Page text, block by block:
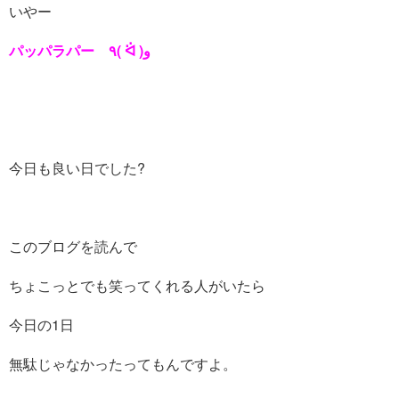
いやー
パッパラパー ٩( ᐛ )و
今日も良い日でした?
このブログを読んで
ちょこっとでも笑ってくれる人がいたら
今日の1日
無駄じゃなかったってもんですよ。